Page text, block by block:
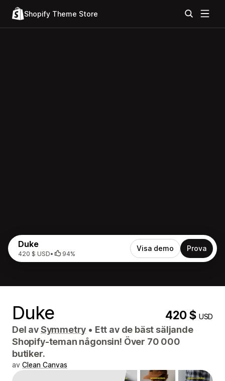
Shopify Theme Store
Duke
420 $ USD• 94%
Visa demo Prova
Duke 420 $USD
Del avSymmetry • Ett av de bäst säljande
Shopify-teman någonsin! Över 70 000
butiker.
av Clean Canvas